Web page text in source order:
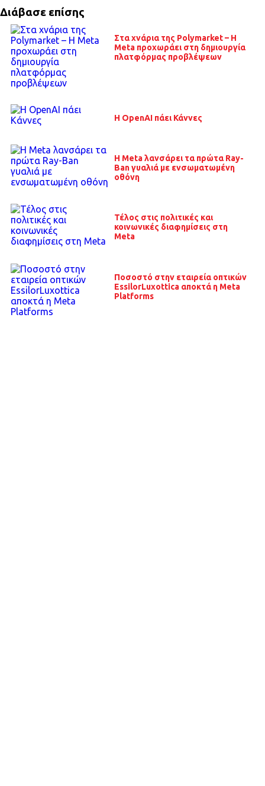
Διάβασε επίσης
Στα χνάρια της Polymarket – Η
Meta προχωράει στη δημιουργία
πλατφόρμας προβλέψεων
Η OpenAI πάει Κάννες
H Meta λανσάρει τα πρώτα Ray-
Ban γυαλιά με ενσωματωμένη
οθόνη
Τέλος στις πολιτικές και
κοινωνικές διαφημίσεις στη
Meta
Ποσοστό στην εταιρεία οπτικών
EssilorLuxottica αποκτά η Meta
Platforms